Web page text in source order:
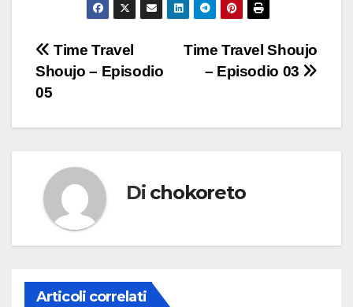
Navigazione
articoli
Time Travel Shoujo
– Episodio 03
Time Travel
Shoujo – Episodio
05
Di chokoreto
Articoli correlati